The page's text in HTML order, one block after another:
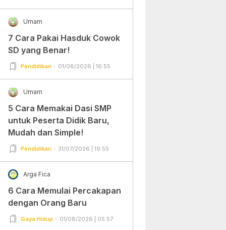
Umam
7 Cara Pakai Hasduk Cowok
SD yang Benar!
Pendidikan 01/08/2026 | 16:55
Umam
5 Cara Memakai Dasi SMP
untuk Peserta Didik Baru,
Mudah dan Simple!
Pendidikan 31/07/2026 | 19:55
Arga Fica
6 Cara Memulai Percakapan
dengan Orang Baru
Gaya Hidup 01/08/2026 | 05:57